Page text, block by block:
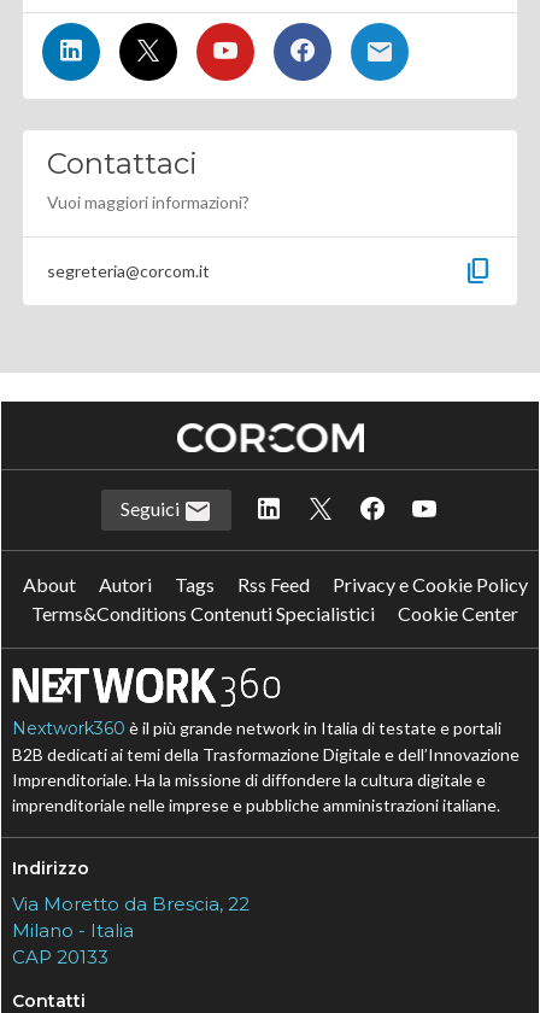
Contattaci
Vuoi maggiori informazioni?
segreteria@corcom.it content_copy
Seguici
About Autori Tags Rss Feed
Privacy e Cookie Policy
Terms&Conditions Contenuti Specialistici
Cookie Center
Nextwork360 è il più grande network in Italia di testate e portali
B2B dedicati ai temi della Trasformazione Digitale e dell’Innovazione
Imprenditoriale. Ha la missione di diffondere la cultura digitale e
imprenditoriale nelle imprese e pubbliche amministrazioni italiane.
Indirizzo
Via Moretto da Brescia, 22
Milano - Italia
CAP 20133
Contatti